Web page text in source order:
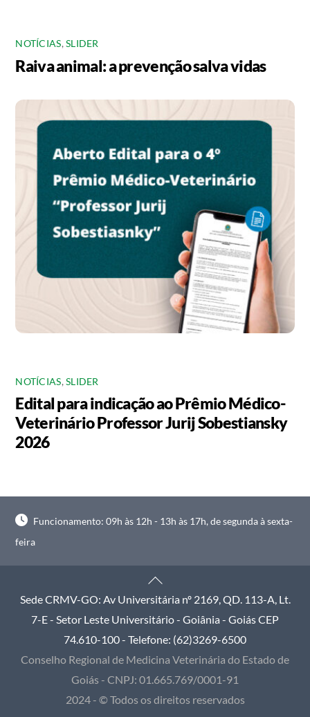
NOTÍCIAS,SLIDER
Raiva animal: a prevenção salva vidas
NOTÍCIAS,SLIDER
Edital para indicação ao Prêmio Médico-
Veterinário Professor Jurij Sobestiansky
2026
Funcionamento: 09h às 12h - 13h às 17h, de segunda à sexta-
feira
Back
To
Top
Sede CRMV-GO: Av Universitária nº 2169, QD. 113-A, Lt.
7-E - Setor Leste Universitário - Goiânia - Goiás CEP
74.610-100 - Telefone: (62)3269-6500
Conselho Regional de Medicina Veterinária do Estado de
Goiás - CNPJ: 01.665.769/0001-91
2024 - © Todos os direitos reservados